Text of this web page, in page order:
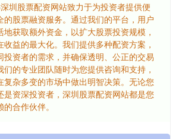
圳股票配资网站致力于为投资者提供便
的股票融资服务。通过我们的平台，用户
地获取额外资金，以扩大股票投资规模，
收益的最大化。我们提供多种配资方案，
投资者的需求，并确保透明、公正的交易
们的专业团队随时为您提供咨询和支持，
复杂多变的市场中做出明智决策。无论您
是资深投资者，深圳股票配资网站都是您
合作伙伴。